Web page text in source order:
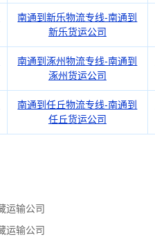
南通到新乐物流专线-南通到
新乐货运公司
南通到涿州物流专线-南通到
涿州货运公司
南通到任丘物流专线-南通到
任丘货运公司
运输公司
运输公司